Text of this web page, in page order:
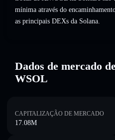
mínima através do
as principais DEXs da Solana.
Dados de mercado
WSOL
CAPITALIZAÇÃO DE MERCADO
17.08M